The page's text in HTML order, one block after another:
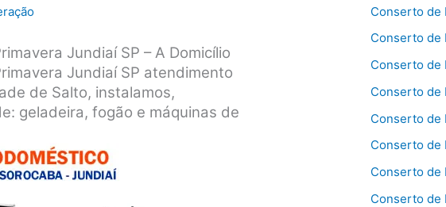
Jundiaí SP – A Domicílio
Jundiaí SP atendimento
de Salto, instalamos,
geladeira, fogão e máquinas de
Conserto de
Conserto de
Conserto de
Conserto de
Conserto de
Conserto de
Conserto de
Conserto de